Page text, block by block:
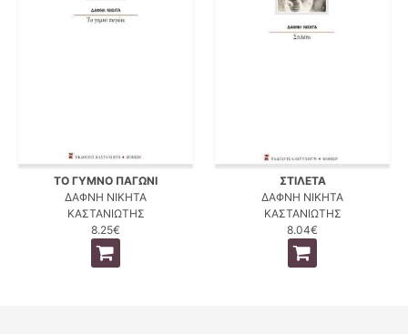
ΤΟ ΓΥΜΝΟ ΠΑΓΩΝΙ
ΔΑΦΝΗ ΝΙΚΗΤΑ
ΚΑΣΤΑΝΙΩΤΗΣ
8.25€
ΣΤΙΛΕΤΑ
ΔΑΦΝΗ ΝΙΚΗΤΑ
ΚΑΣΤΑΝΙΩΤΗΣ
8.04€